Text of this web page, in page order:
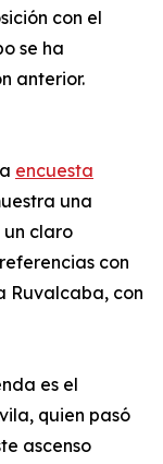
con el
se ha
anterior.
encuesta
una
claro
con
Ruvalcaba, con
es el
quien pasó
ascenso